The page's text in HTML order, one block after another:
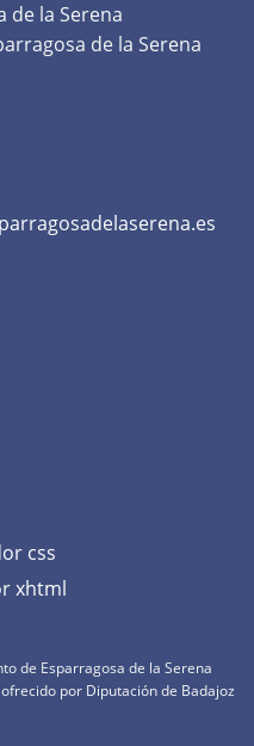
de la Serena
de la Serena
de Esparragosa de la Serena
por Diputación de Badajoz